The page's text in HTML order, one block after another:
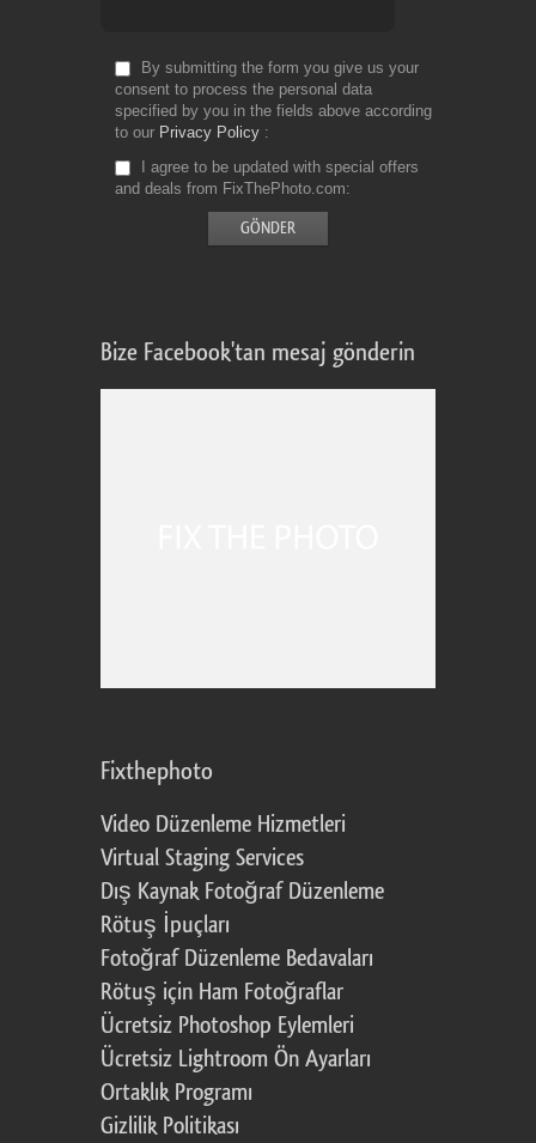
By submitting the form you give us your
consent to process the personal data
specified by you in the fields above according
to our Privacy Policy
I agree to be updated with special offers
and deals from FixThePhoto.com
Bize Facebook'tan mesaj gönderin
Fixthephoto
Video Düzenleme Hizmetleri
Virtual Staging Services
Dış Kaynak Fotoğraf Düzenleme
Rötuş İpuçları
Fotoğraf Düzenleme Bedavaları
Rötuş için Ham Fotoğraflar
Ücretsiz Photoshop Eylemleri
Ücretsiz Lightroom Ön Ayarları
Ortaklık Programı
Gizlilik Politikası